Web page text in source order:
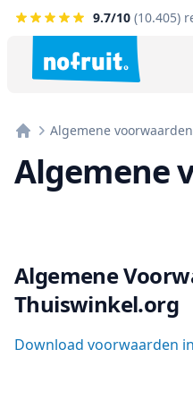
9.7/10 (10.405)
Algemene voorwaarden
Algemene
Algemene
Thuiswinkel.org
Download voorwaarden